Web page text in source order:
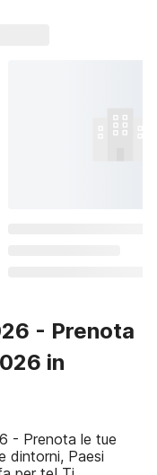
- Prenota
in
- Prenota le tue
dintorni, Paesi